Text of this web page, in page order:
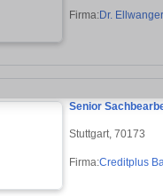
Firma:Dr.
Senior
Stuttgart, 70173
Firma:Creditplus